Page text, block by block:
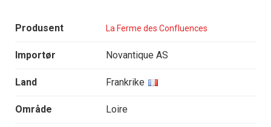
Produsent La Ferme des Confluences
Importør Novantique AS
Land Frankrike
Område Loire